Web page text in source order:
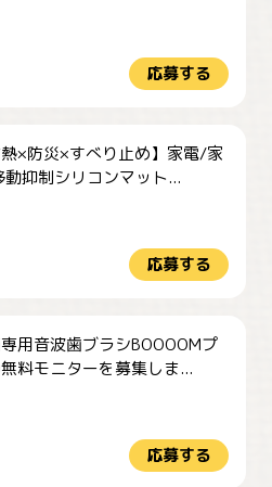
応募する
熱×防災×すべり止め】家電/家
動抑制シリコンマット...
応募する
用音波歯ブラシBOOOOMプ
料モニターを募集しま...
応募する